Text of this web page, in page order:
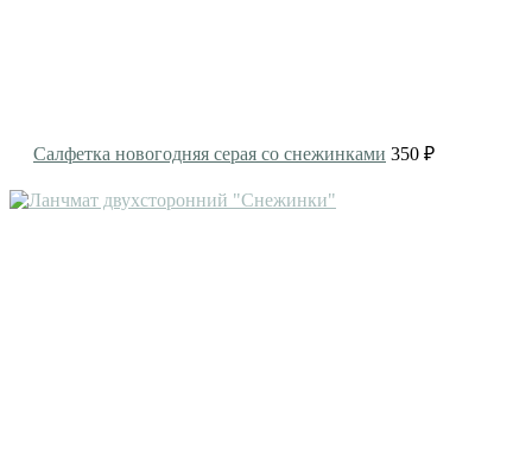
Салфетка новогодняя серая со снежинками 350 ₽